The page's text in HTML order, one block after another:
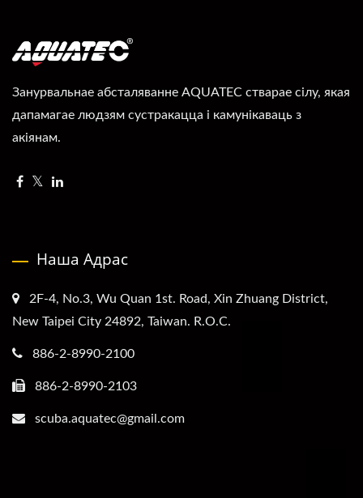
Занурвальнае абсталяванне AQUATEC стварае сілу, якая
дапамагае людзям сустракацца і камунікаваць з
акіянам.
Наша Адрас
2F-4, No.3, Wu Quan 1st. Road, Xin Zhuang District,
New Taipei City 24892, Taiwan. R.O.C.
886-2-8990-2100
886-2-8990-2103
scuba.aquatec@gmail.com